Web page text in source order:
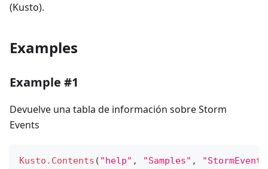
(Kusto).
Examples
Example #1
Devuelve una tabla de información sobre Storm
Events
Kusto.Contents ( "help" , "Samples" ,